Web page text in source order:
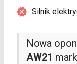
Nowa
AW21
Silnik